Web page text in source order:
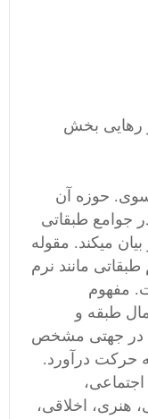
رهایی بخش
حوزه آن
جوامع طبقاتی
میکند. مقوله
مانند نرم
مفهوم
طبقه و
در جهتی مشخص
حرکت درآورد.
هنری، اخلاقی،